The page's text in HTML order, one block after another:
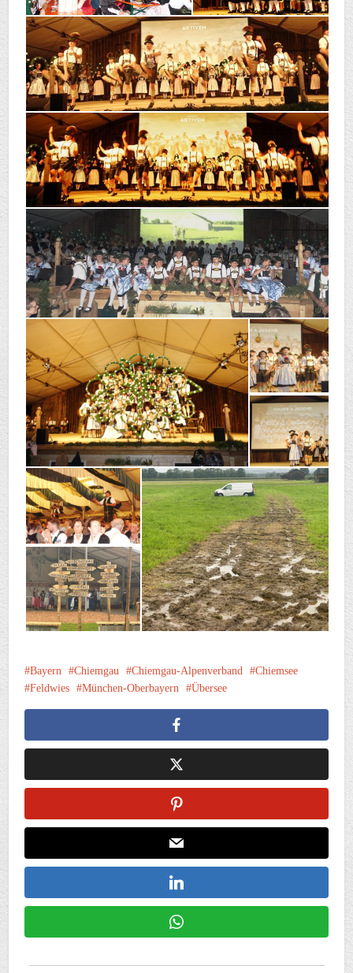
Bayern Chiemgau Chiemgau-Alpenverband
Chiemsee
Feldwies
München-Oberbayern Übersee